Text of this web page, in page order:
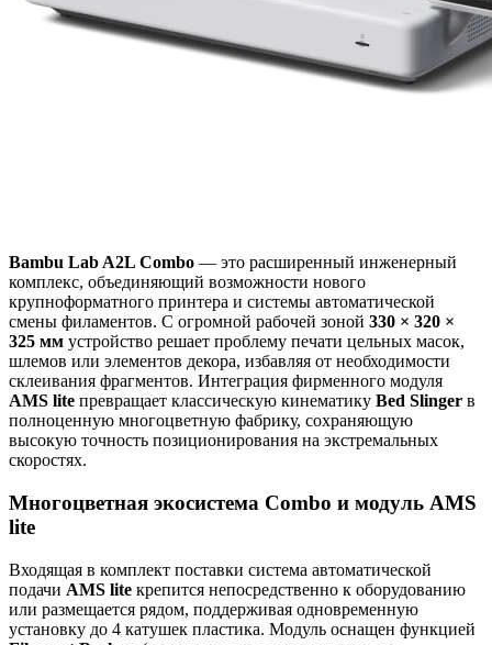
Bambu Lab A2L Combo — это расширенный инженерный
комплекс, объединяющий возможности нового
крупноформатного принтера и системы автоматической
смены филаментов. С огромной рабочей зоной 330 × 320 ×
325 мм устройство решает проблему печати цельных масок,
шлемов или элементов декора, избавляя от необходимости
склеивания фрагментов. Интеграция фирменного модуля
AMS lite превращает классическую кинематику Bed Slinger в
полноценную многоцветную фабрику, сохраняющую
высокую точность позиционирования на экстремальных
скоростях.
Многоцветная экосистема Combo и модуль AMS
lite
Входящая в комплект поставки система автоматической
подачи AMS lite крепится непосредственно к оборудованию
или размещается рядом, поддерживая одновременную
установку до 4 катушек пластика. Модуль оснащен функцией